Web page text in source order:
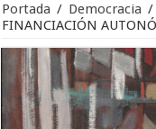
Portada / Democracia /
FINANCIACIÓN